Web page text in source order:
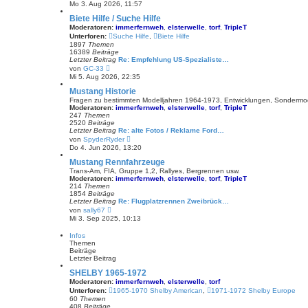
r
g
u
e
s
t
e
e
t
a
g
Mo 3. Aug 2026, 11:57
Biete Hilfe / Suche Hilfe
Moderatoren: immerfernweh elsterwelle torf, TripleT
Unterforen:
Suche Hilfe
Biete Hilfe
1897 Themen
16389 Beiträge
Letzter Beitrag Re: Empfehlung US-Spezialiste…
von GC-33
e
u
e
s
t
e
B
e
i
t
a
g
Mi 5. Aug 2026, 22:35
Mustang Historie
Fragen zu bestimmten Modelljahren 1964-1973, Entwicklungen,
Moderatoren: immerfernweh elsterwelle torf, TripleT
247 Themen
2520 Beiträge
Letzter Beitrag Re: alte Fotos / Reklame Ford…
von SpyderRyder
e
u
e
s
t
e
B
e
t
Do 4. Jun 2026, 13:20
Mustang Rennfahrzeuge
Trans-Am, FIA, Gruppe 1,2, Rallyes, Bergrennen usw.
Moderatoren: immerfernweh elsterwelle torf, TripleT
214 Themen
1854 Beiträge
Letzter Beitrag Re: Flugplatzrennen Zweibrück…
von sally67
e
u
r
B
e
i
t
Mi 3. Sep 2025, 10:13
Infos
Themen
Beiträge
Letzter Beitrag
SHELBY 1965-1972
Moderatoren: immerfernweh elsterwelle torf
Unterforen:
1965-1970 Shelby American
1971-1972 Shelby Europe
60 Themen
408 Beiträge